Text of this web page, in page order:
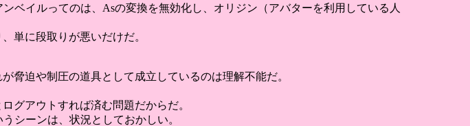
ベイルってのは、Asの変換を無効化し、オリジン（アバターを利用している人
単に段取りが悪いだけだ。
脅迫や制圧の道具として成立しているのは理解不能だ。
グアウトすれば済む問題だからだ。
シーンは、状況としておかしい。